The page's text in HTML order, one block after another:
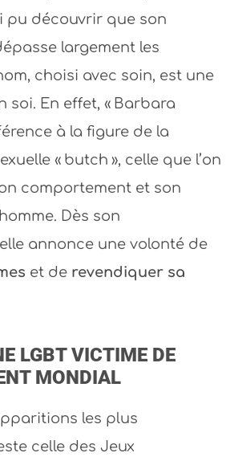
pu découvrir que son
largement les
choisi avec soin, est une
soi. En effet, « Barbara
à la figure de la
« butch », celle que l’on
comportement et son
Dès son
annonce une volonté de
et de revendiquer sa
LGBT VICTIME DE
MONDIAL
les plus
celle des Jeux